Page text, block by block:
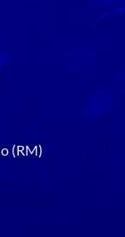
(RM)